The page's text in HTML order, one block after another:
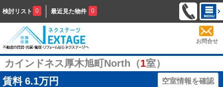
検討リスト 0 最近見た物件 0
お問合せ
カインドネス厚木旭町North（1室）
賃料 6.1万円 空室情報を確認